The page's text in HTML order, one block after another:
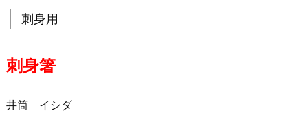
刺身用
刺身箸
井筒 イシダ